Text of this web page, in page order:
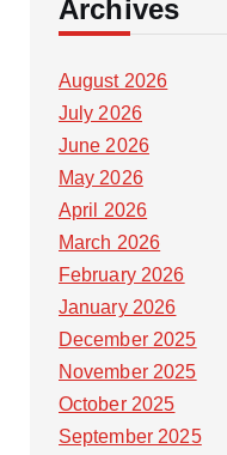
Archives
August 2026
July 2026
June 2026
May 2026
April 2026
March 2026
February 2026
January 2026
December 2025
November 2025
October 2025
September 2025